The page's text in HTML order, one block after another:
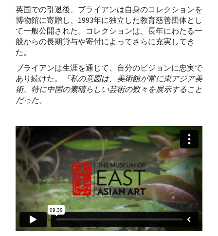
英国での引退後、ブライアンは自身のコレクションを
博物館に寄贈し、1993年に独立した教育慈善団体とし
て一般公開された。コレクションは、長年にわたる一
般からの長期貸与や寄付によってさらに充実してき
た。
ブライアンは生涯を通じて、自分のビジョンに忠実で
あり続けた。
『私の意図は、美術館が常に東アジア美
術、特に中国の素晴らしい芸術の数々を展示すること
だった。